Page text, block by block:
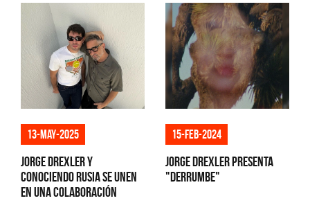
13-may-2025
Jorge Drexler y
Conociendo Rusia se unen
en una colaboración
15-feb-2024
Jorge Drexler presenta
"Derrumbe"